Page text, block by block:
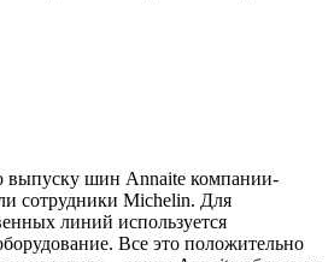
выпуску шин Annaite компании-
сотрудники Michelin. Для
линий используется
Все это положительно